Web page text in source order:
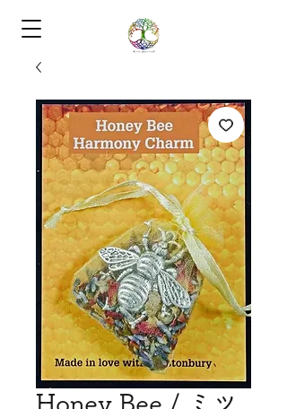
Honey Bee / ミツ